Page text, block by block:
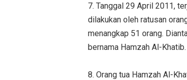
7. Tanggal 29 April 2011,
dilakukan oleh ratusan
menangkap 51 orang.
bernama Hamzah Al-Khatib.
8. Orang tua Hamzah Al-